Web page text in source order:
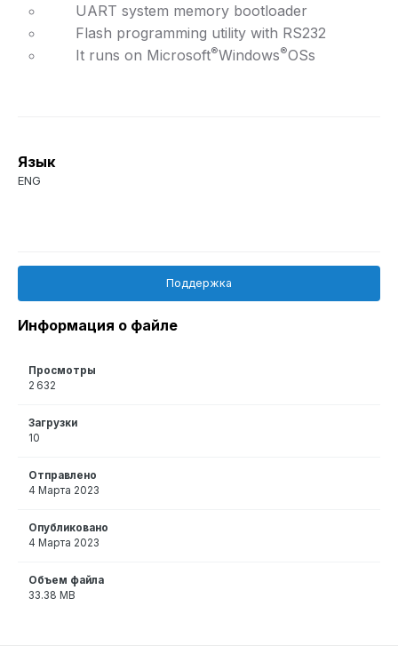
UART system memory bootloader
Flash programming utility with RS232
It runs on Microsoft®Windows®OSs
Язык
ENG
Поддержка
Информация о файле
Просмотры
2 632
Загрузки
10
Отправлено
4 Марта 2023
Опубликовано
4 Марта 2023
Объем файла
33.38 MB